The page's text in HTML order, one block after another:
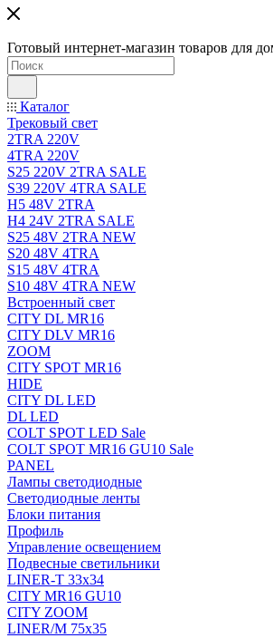
Готовый интернет-магазин товаров для
Каталог
Трековый свет
2TRA 220V
4TRA 220V
S25 220V 2TRA SALE
S39 220V 4TRA SALE
H5 48V 2TRA
H4 24V 2TRA SALE
S25 48V 2TRA NEW
S20 48V 4TRA
S15 48V 4TRA
S10 48V 4TRA NEW
Встроенный свет
CITY DL MR16
CITY DLV MR16
ZOOM
CITY SPOT MR16
HIDE
CITY DL LED
DL LED
COLT SPOT LED Sale
COLT SPOT MR16 GU10 Sale
PANEL
Лампы светодиодные
Светодиодные ленты
Блоки питания
Профиль
Управление освещением
Подвесные светильники
LINER-T 33x34
CITY MR16 GU10
CITY ZOOM
LINER/M 75х35